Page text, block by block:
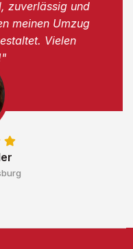
zuverlässig und
meinen Umzug
Vielen